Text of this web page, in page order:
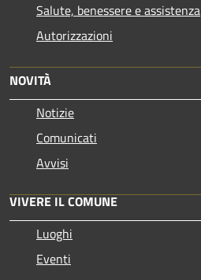
Salute, benessere e assistenza
Autorizzazioni
NOVITÀ
Notizie
Comunicati
Avvisi
VIVERE IL COMUNE
Luoghi
Eventi